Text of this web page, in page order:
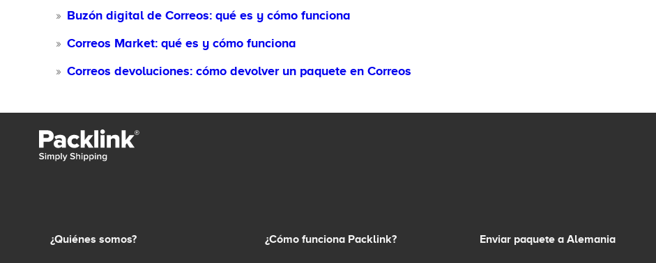
Buzón digital de Correos: qué es y cómo funciona
Correos Market: qué es y cómo funciona
Correos devoluciones: cómo devolver un paquete en Correos
¿Quiénes somos? ¿Cómo funciona Packlink? Enviar paquete a Alemania